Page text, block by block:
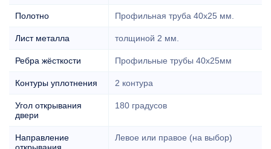
Полотно Профильная труба 40х25 мм.
Лист металла толщиной 2 мм.
Ребра жёсткости Профильные трубы 40х25мм
Контуры уплотнения 2 контура
Угол открывания
двери
180 градусов
Направление
Левое или правое (на выбор)